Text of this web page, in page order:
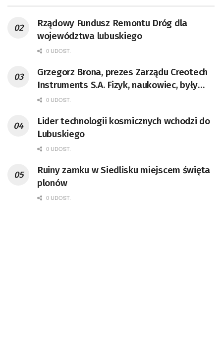
Rządowy Fundusz Remontu Dróg dla
województwa lubuskiego
0 UDOST.
Grzegorz Brona, prezes Zarządu Creotech
Instruments S.A. Fizyk, naukowiec, były
pracownik CERN w Genewie,
doktor habilitowany nauk fizycznych,
koordynator Rady Sektorowej ds.
Kompetencji Przemysłu Lotniczo-
Badań Kosmicznych i Satelitarnych PAN.
0 UDOST.
Lider technologii kosmicznych wchodzi do
Lubuskiego
0 UDOST.
Ruiny zamku w Siedlisku miejscem święta
plonów
0 UDOST.